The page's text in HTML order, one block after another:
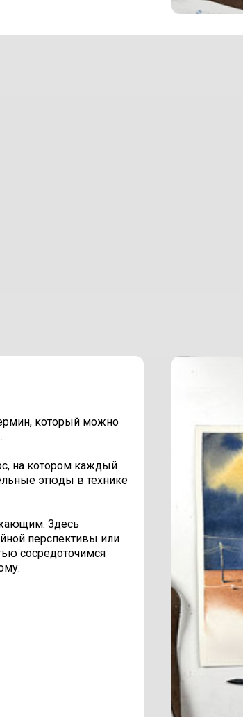
который можно
на котором каждый
этюды в технике
Здесь
перспективы или
сосредоточимся